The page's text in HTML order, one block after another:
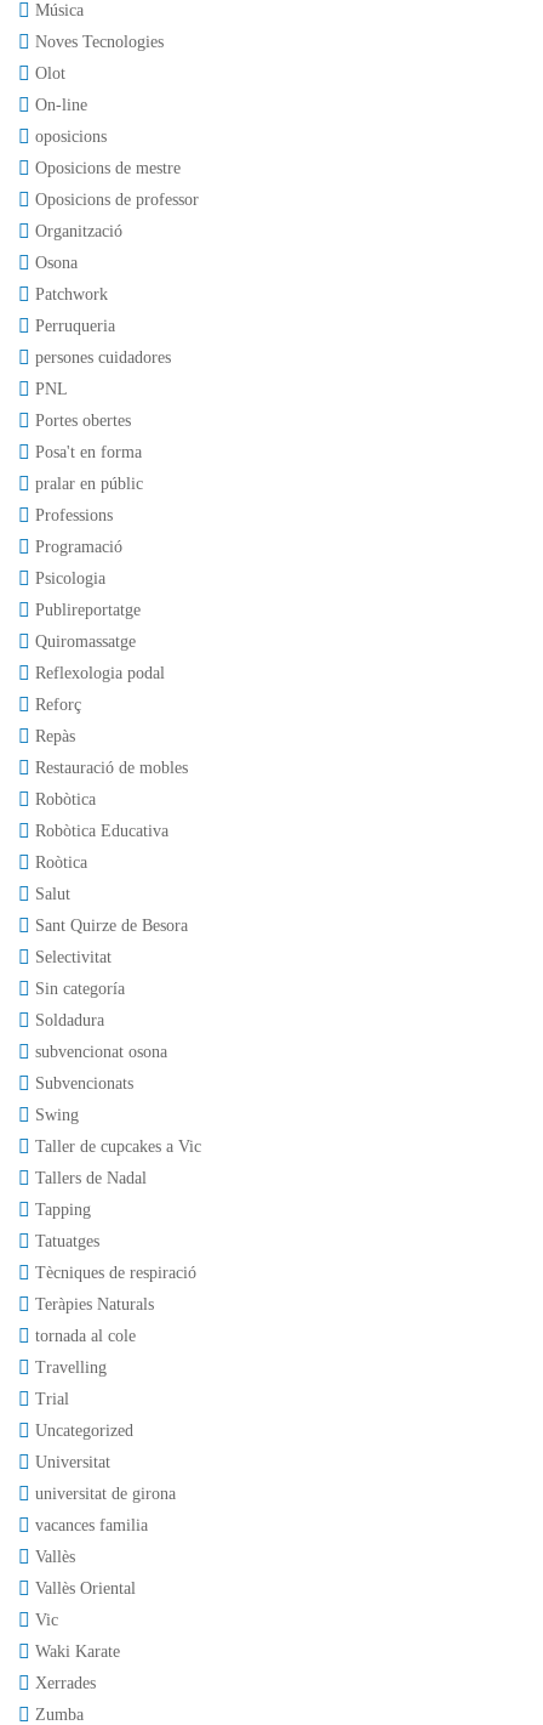
Música
Noves Tecnologies
Olot
On-line
oposicions
Oposicions de mestre
Oposicions de professor
Organització
Osona
Patchwork
Perruqueria
persones cuidadores
PNL
Portes obertes
Posa't en forma
pralar en públic
Professions
Programació
Psicologia
Publireportatge
Quiromassatge
Reflexologia podal
Reforç
Repàs
Restauració de mobles
Robòtica
Robòtica Educativa
Roòtica
Salut
Sant Quirze de Besora
Selectivitat
Sin categoría
Soldadura
subvencionat osona
Subvencionats
Swing
Taller de cupcakes a Vic
Tallers de Nadal
Tapping
Tatuatges
Tècniques de respiració
Teràpies Naturals
tornada al cole
Travelling
Trial
Uncategorized
Universitat
universitat de girona
vacances familia
Vallès
Vallès Oriental
Vic
Waki Karate
Xerrades
Zumba